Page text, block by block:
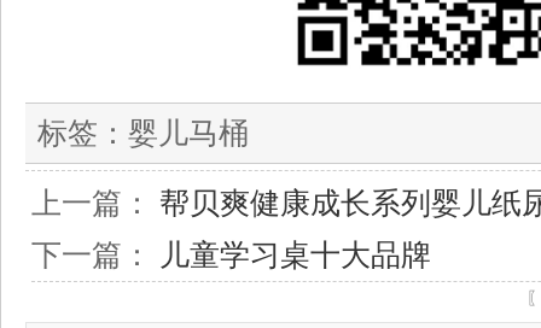
标签： 婴儿马桶
上一篇： 帮贝爽健康成长系列婴儿纸
下一篇：
儿童学习桌十大品牌